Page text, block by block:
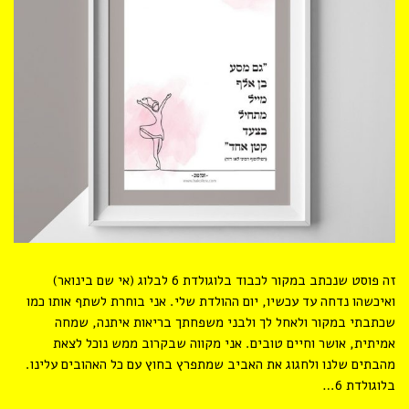
זה פוסט שנכתב במקור לכבוד בלוגולדת 6 לבלוג (אי שם בינואר)
ואיכשהו נדחה עד עכשיו, יום ההולדת שלי. אני בוחרת לשתף אותו כמו
שכתבתי במקור ולאחל לך ולבני משפחתך בריאות איתנה, שמחה
אמיתית, אושר וחיים טובים. אני מקווה שבקרוב ממש נוכל לצאת
מהבתים שלנו ולחגוג את האביב שמתפרץ בחוץ עם כל האהובים עלינו.
בלוגולדת 6…